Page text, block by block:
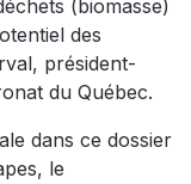
(biomasse)
des
président-
du Québec.
dans ce dossier
le